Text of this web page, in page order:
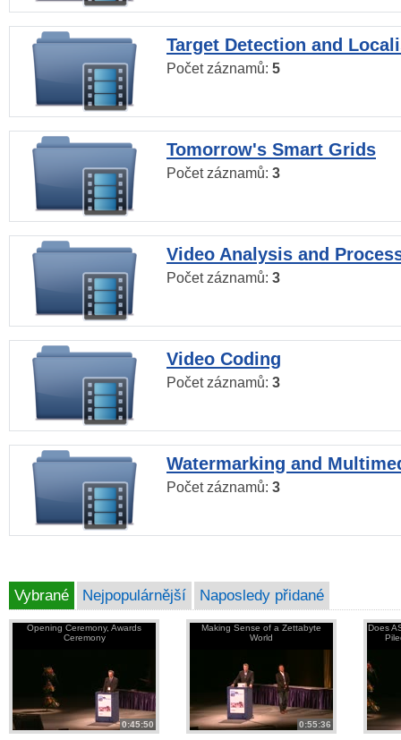
Target Detection and
Počet záznamů: 5
Tomorrow's Smart Grids
Počet záznamů: 3
Video Analysis and
Počet záznamů: 3
Video Coding
Počet záznamů: 3
Watermarking and
Počet záznamů: 3
Vybrané Nejpopulárnější Naposledy přidané
Opening Ceremony, Awards
Ceremony
0:45:50
Making Sense of a Zettabyte
World
0:55:36
Does